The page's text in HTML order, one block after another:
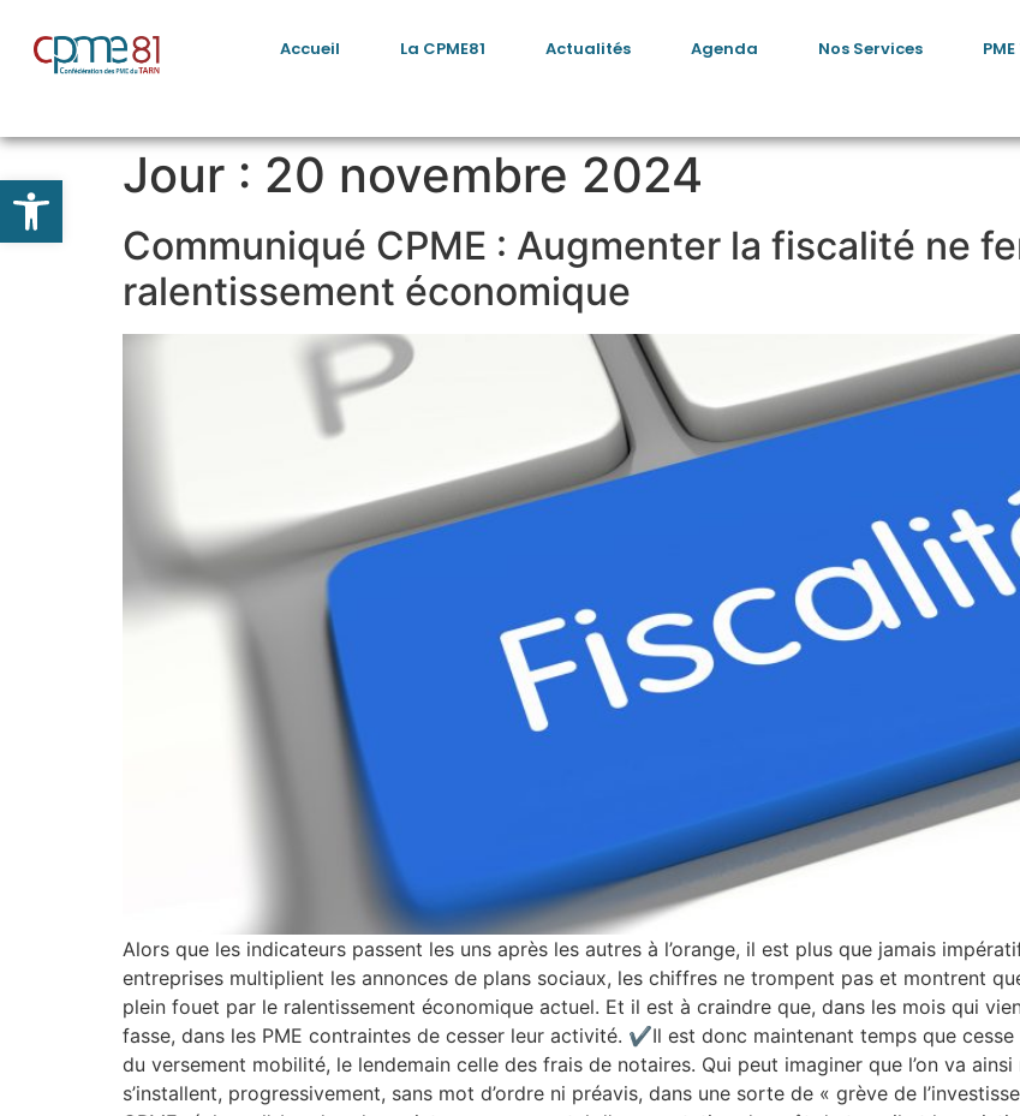
Accueil La CPME81 Actualités Agenda Nos Services
Jour : 20 novembre 2024
Communiqué CPME : Augmenter la fiscalité ne
ralentissement économique
Alors que les indicateurs passent les uns après les autres à l’orange, il est plus que jamais
entreprises multiplient les annonces de plans sociaux, les chiffres ne trompent pas et montrent
plein fouet par le ralentissement économique actuel. Et il est à craindre que, dans les mois qui
fasse, dans les PME contraintes de cesser leur activité. ✔️Il est donc maintenant temps que cesse
du versement mobilité, le lendemain celle des frais de notaires. Qui peut imaginer que l’on va
s’installent, progressivement, sans mot d’ordre ni préavis, dans une sorte de « grève de
Ouvrir la barre d’outils